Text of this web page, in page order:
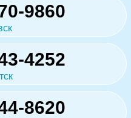
9860
4252
8620